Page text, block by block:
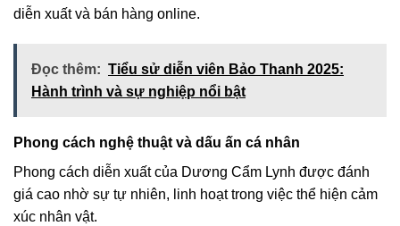
diễn xuất và bán hàng online.
Đọc thêm: Tiểu sử diễn viên Bảo Thanh 2025:
Hành trình và sự nghiệp nổi bật
Phong cách nghệ thuật và dấu ấn cá nhân
Phong cách diễn xuất của Dương Cẩm Lynh được đánh
giá cao nhờ sự tự nhiên, linh hoạt trong việc thể hiện cảm
xúc nhân vật.